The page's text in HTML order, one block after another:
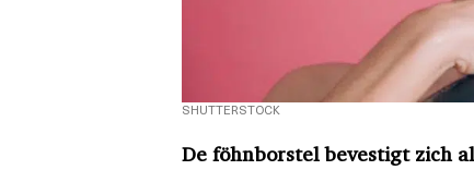
SHUTTERSTOCK
De föhnborstel bevestigt zich